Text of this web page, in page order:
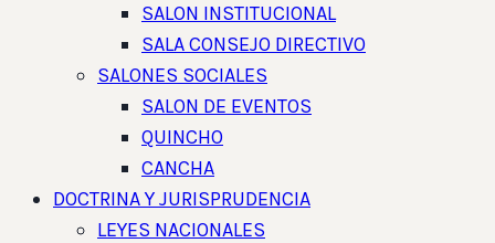
SALON INSTITUCIONAL
SALA CONSEJO DIRECTIVO
SALONES SOCIALES
SALON DE EVENTOS
QUINCHO
CANCHA
DOCTRINA Y JURISPRUDENCIA
LEYES NACIONALES